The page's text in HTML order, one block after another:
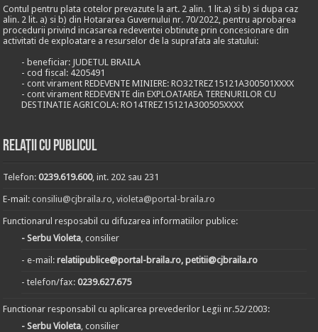
Contul pentru plata cotelor prevazute la art. 2 alin. 1 lit.a) si b) si dupa caz
alin. 2 lit. a) si b) din Hotararea Guvernului nr. 70/2022, pentru aprobarea
procedurii privind incasarea redeventei obtinute prin concesionare din
activitati de exploatare a resurselor de la suprafata ale statului:
- beneficiar: JUDETUL BRAILA
- cod fiscal: 4205491
- cont virament REDEVENTE MINIERE: RO32TREZ15121A300501XXXX
- cont virament REDEVENTE din EXPLOATAREA TERENURILOR CU
DESTINATIE AGRICOLA: RO14TREZ15121A300505XXXX
Relații cu publicul
Telefon:0239.619.600, int. 202 sau 231
E-mail:consiliu@cjbraila.ro,violeta@portal-braila.ro
Functionarul resposabil cu difuzarea informatiilor publice:
- Serbu Violeta, consilier
- e-mail:relatiipublice@portal-braila.ro, petitii@cjbraila.ro
- telefon/fax:0239.627.675
Functionar responsabil cu aplicarea prevederilor Legii nr.52/2003:
- Serbu Violeta, consilier